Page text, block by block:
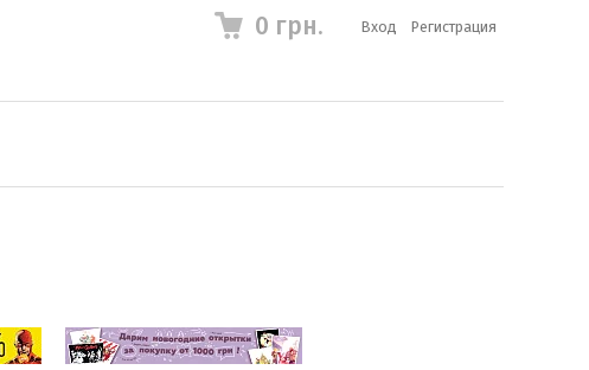
Вход Регистрация
0 грн.